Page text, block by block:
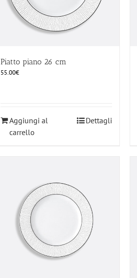
Piatto piano 26 cm
55.00€
Aggiungi al
carrello
Dettagli